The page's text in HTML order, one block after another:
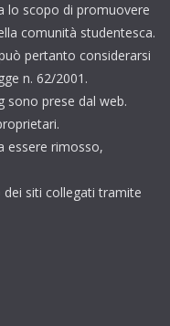
lo scopo di promuovere
comunità studentesca.
pertanto considerarsi
n. 62/2001.
sono prese dal web.
essere rimosso,
siti collegati tramite